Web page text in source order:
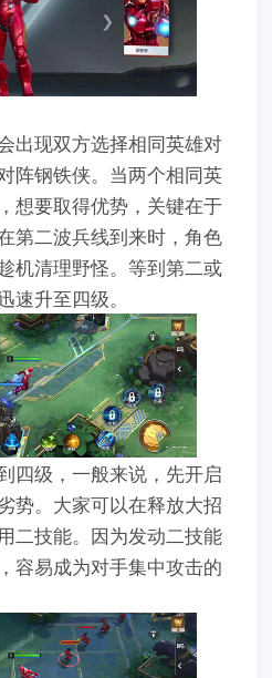
出现双方选择相同英雄对
阵钢铁侠。当两个相同英
想要取得优势，关键在于
第二波兵线到来时，角色
机清理野怪。等到第二或
升至四级。
四级，一般来说，先开启
势。大家可以在释放大招
二技能。因为发动二技能
容易成为对手集中攻击的